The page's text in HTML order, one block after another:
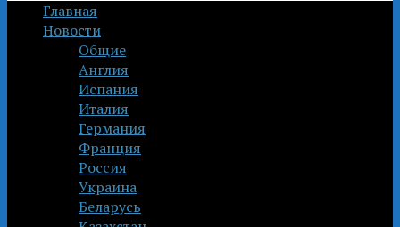
Главная
Новости
Общие
Англия
Испания
Италия
Германия
Франция
Россия
Украина
Беларусь